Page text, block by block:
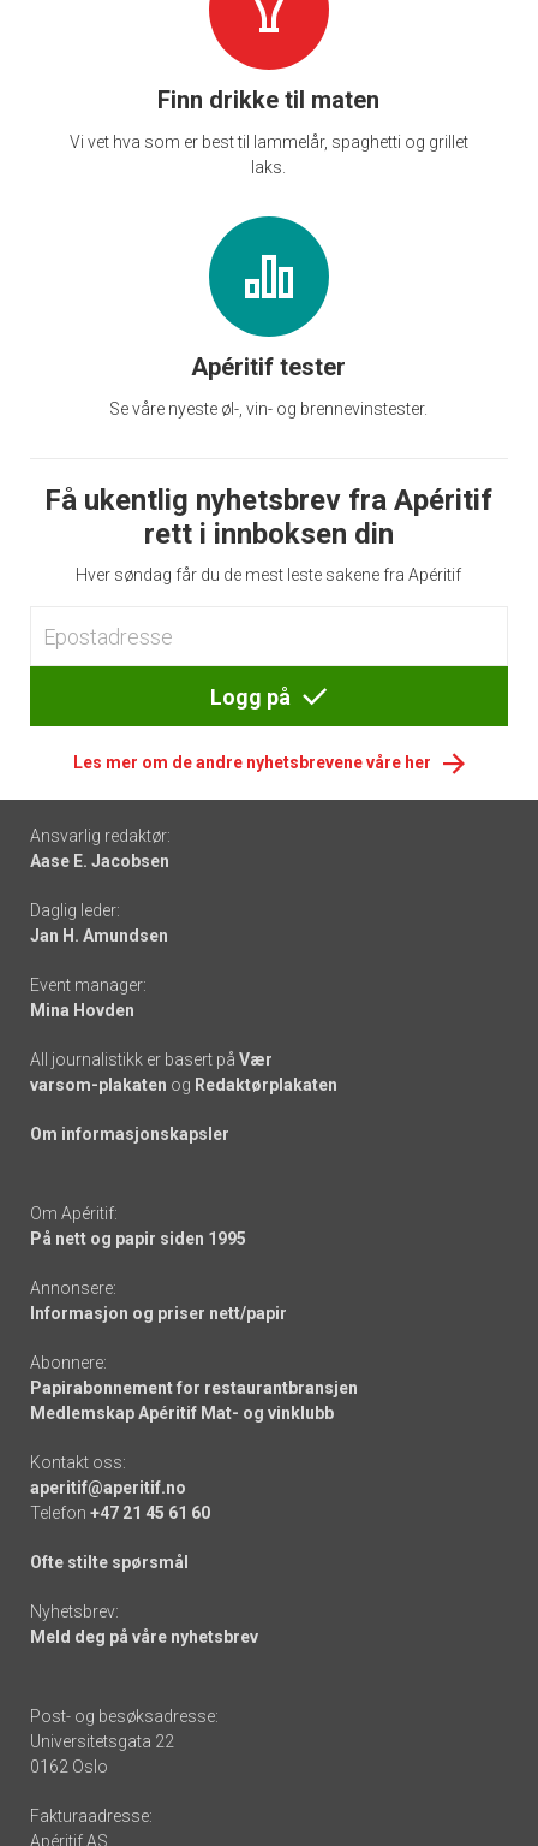
Finn drikke til maten
Vi vet hva som er best til lammelår, spaghetti og grillet
laks.
Apéritif tester
Se våre nyeste øl-, vin- og brennevinstester.
Få ukentlig nyhetsbrev fra Apéritif
rett i innboksen din
Hver søndag får du de mest leste sakene fra Apéritif
Logg på
Les mer om de andre nyhetsbrevene våre her
Footer
-
links
Ansvarlig redaktør:
Aase E. Jacobsen
Daglig leder:
Jan H. Amundsen
Event manager:
Mina Hovden
All journalistikk er basert på Vær
varsom-plakaten og Redaktørplakaten
Om informasjonskapsler
Om Apéritif:
På nett og papir siden 1995
Annonsere:
Informasjon og priser nett/papir
Abonnere:
Papirabonnement for restaurantbransjen
Medlemskap Apéritif Mat- og vinklubb
Kontakt oss:
aperitif@aperitif.no
Telefon +47 21 45 61 60
Ofte stilte spørsmål
Nyhetsbrev:
Meld deg på våre nyhetsbrev
Post- og besøksadresse:
Universitetsgata 22
0162 Oslo
Fakturaadresse:
Apéritif AS